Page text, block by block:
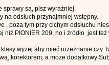
sprawy są, pisz wyraźniej.
na odsłuch przynajmniej wstępny.
poza tym przy cichym odsłuchu
niż PIONIER 209, no i żródło jest
wyżej aby mieć rozeznanie czy
korektorem, a może dodatkowy